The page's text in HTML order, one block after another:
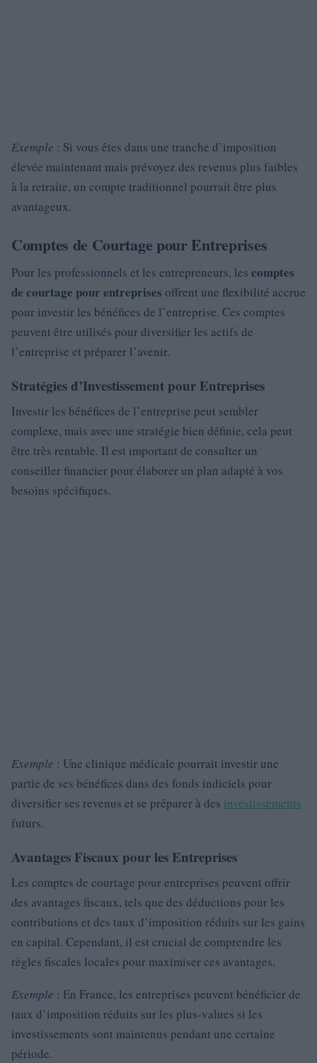
Exemple : Si vous êtes dans une tranche d’imposition
élevée maintenant mais prévoyez des revenus plus faibles
à la retraite, un compte traditionnel pourrait être plus
avantageux.
Comptes de Courtage pour Entreprises
Pour les professionnels et les entrepreneurs, les comptes
de courtage pour entreprises offrent une flexibilité accrue
pour investir les bénéfices de l’entreprise. Ces comptes
peuvent être utilisés pour diversifier les actifs de
l’entreprise et préparer l’avenir.
Stratégies d’Investissement pour Entreprises
Investir les bénéfices de l’entreprise peut sembler
complexe, mais avec une stratégie bien définie, cela peut
être très rentable. Il est important de consulter un
conseiller financier pour élaborer un plan adapté à vos
besoins spécifiques.
Exemple : Une clinique médicale pourrait investir une
partie de ses bénéfices dans des fonds indiciels pour
diversifier ses revenus et se préparer à des investissements
futurs.
Avantages Fiscaux pour les Entreprises
Les comptes de courtage pour entreprises peuvent offrir
des avantages fiscaux, tels que des déductions pour les
contributions et des taux d’imposition réduits sur les gains
en capital. Cependant, il est crucial de comprendre les
règles fiscales locales pour maximiser ces avantages.
Exemple : En France, les entreprises peuvent bénéficier de
taux d’imposition réduits sur les plus-values si les
investissements sont maintenus pendant une certaine
période.